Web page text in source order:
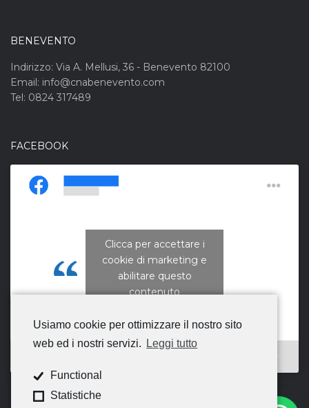
Usiamo cookie per ottimizzare il nostro sito
web ed i nostri servizi.
Leggi tutto
Functional
Statistiche
BENEVENTO
Indirizzo: Via A. Mellusi, 36 - Benevento 82100
Email: info@cnabenevento.com
Tel: 0824 317489
FACEBOOK
CNA Campania Nord
Clicca per accettare i
cookie di marketing e
abilitare questo
contenuto